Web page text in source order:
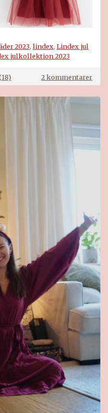
2023, lindex, Lindex jul
julkollektion 2023
18) 2 kommentarertill
jul